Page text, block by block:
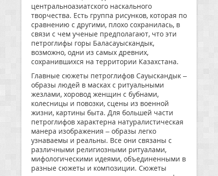
центральноазиатского наскального
творчества. Есть группа рисунков, которая по
сравнению с другими, плохо сохранилась, в
связи с чем ученые предполагают, что эти
петроглифы горы Баласауыскандык,
возможно, одни из самых древних,
сохранившихся на территории Казахстана.
Главные сюжеты петроглифов Сауыскандык –
образы людей в масках с ритуальными
жезлами, хоровод женщин с бубнами,
колесницы и повозки, сцены из военной
жизни, картины быта. Для большей части
петроглифов характерна натуралистическая
манера изображения – образы легко
узнаваемы и реальны. Все они связаны с
различными религиозными ритуалами,
мифологическими идеями, объединенными в
разные сюжеты и композиции. Сюжеты